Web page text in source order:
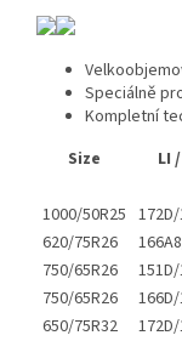
Speciálně
Kompletní
Size
LI
1000/50R25
620/75R26
750/65R26
750/65R26
650/75R32